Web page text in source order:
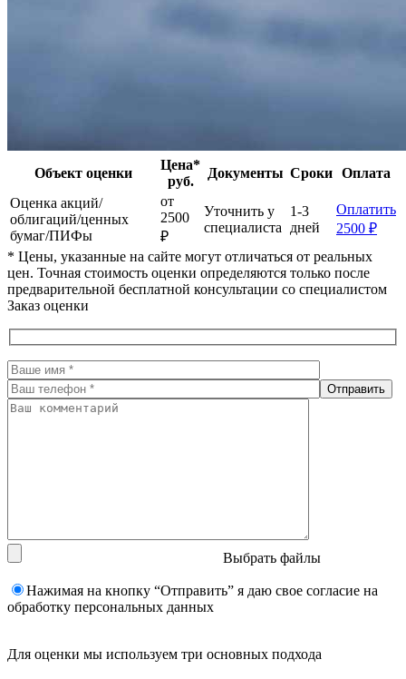
Объект оценки
Цена*
руб.
Документы Сроки Оплата
Оценка акций/
облигаций/ценных
бумаг/ПИФы
от
2500
₽
Уточнить у
специалиста
1-3
дней
Оплатить
2500 ₽
* Цены, указанные на сайте могут отличаться от реальных
цен. Точная стоимость оценки определяются только после
предварительной бесплатной консультации со специалистом
Заказ оценки
Выбрать файлы
Нажимая на кнопку “Отправить” я даю свое согласие на
обработку персональных данных
Для оценки мы используем три основных подхода